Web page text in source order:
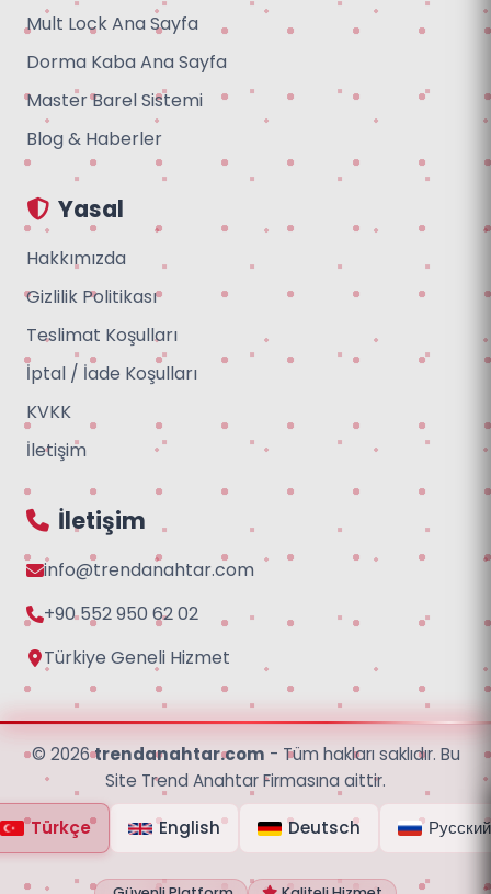
Mult Lock Ana Sayfa
Dorma Kaba Ana Sayfa
Master Barel Sistemi
Blog & Haberler
Yasal
Hakkımızda
Gizlilik Politikası
Teslimat Koşulları
İptal / İade Koşulları
KVKK
İletişim
İletişim
info@trendanahtar.com
+90 552 950 62 02
Türkiye Geneli Hizmet
© 2026trendanahtar.com - Tüm hakları saklıdır. Bu
Site Trend Anahtar Firmasına aittir.
Türkçe English Deutsch Русский